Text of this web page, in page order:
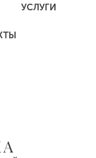
УСЛУГИ